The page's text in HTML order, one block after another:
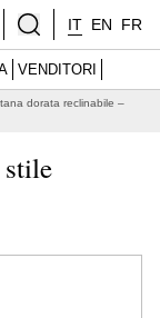
IT EN FR
VENDITORI
dorata reclinabile –